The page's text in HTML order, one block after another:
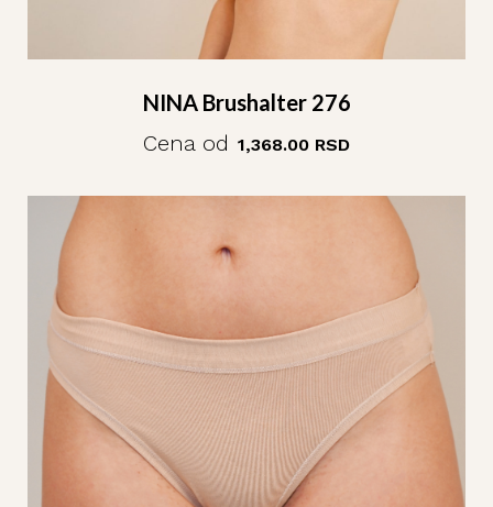
NINA Brushalter 276
Cena od 1,368.00 RSD